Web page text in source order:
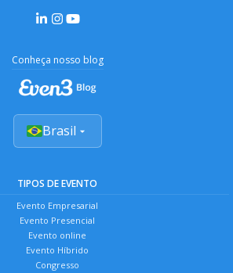
Conheça nosso blog
Brasil
TIPOS DE EVENTO
Evento Empresarial
Evento Presencial
Evento online
Evento Híbrido
Congresso